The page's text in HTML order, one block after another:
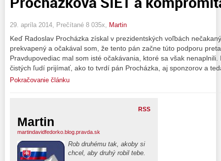
29. apríla 2014, Prečítané 8 035x, Martin
Keď Radoslav Procházka získal v prezidentských voľbách
prekvapený a očakával som, že tento pán začne túto podporu
Pravdupovediac mal som isté očakávania, ktoré sa však
čistých ľudí prijímať, ako to tvrdí pán Procházka, aj sponzorov a
Pokračovanie článku
RSS
Martin
martindavidfedorko.blog.pravda.sk
Rob druhému tak, akoby si
chcel, aby druhý robil tebe.